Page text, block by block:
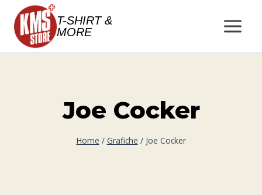
Salta
contenuto
T-SHIRT &
MORE
Joe Cocker
Home / Grafiche / Joe Cocker